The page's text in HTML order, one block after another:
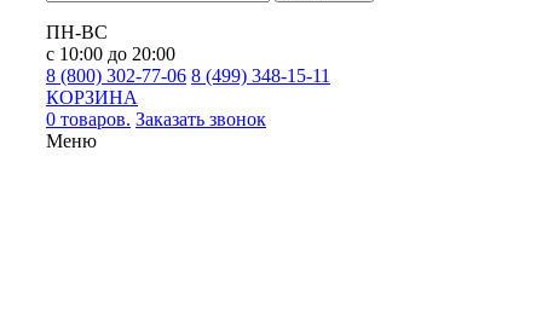
ПН-ВС
с 10:00 до 20:00
8 (800) 302-77-06 8 (499) 348-15-11
КОРЗИНА
0 товаров. Заказать звонок
Меню